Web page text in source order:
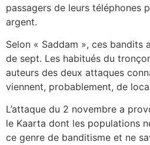
passagers de leurs téléphones
argent.
Selon « Saddam », ces bandits
de sept. Les habitués du
auteurs des deux attaques
viennent, probablement, de
L’attaque du 2 novembre a
le Kaarta dont les populations
ce genre de banditisme et ne